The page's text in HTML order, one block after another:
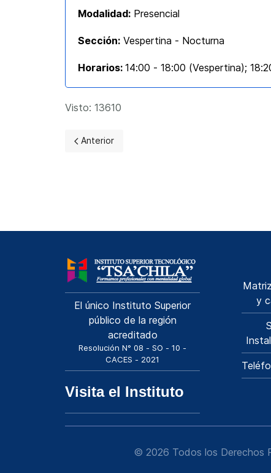
Modalidad: Presencial
Sección: Vespertina - Nocturna
Horarios: 14:00 - 18:00 (Vespertina);
Visto: 13610
Artículo anterior: Tecnología Superior en
Anterior
El único Instituto Superior
público de la región
acreditado
Resolución N° 08 - SO - 10 -
CACES - 2021
Visita el Instituto
y
© 2026 Todos los Derechos